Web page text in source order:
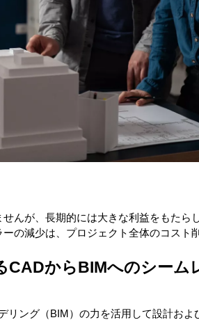
んが、長期的には大きな利益をもたら
の減少は、プロジェクト全体のコスト
CADからBIMへのシーム
リング（BIM）の力を活用して設計およ